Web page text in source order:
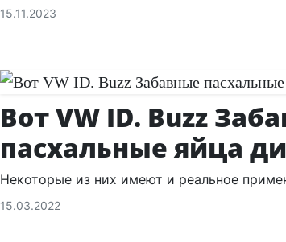
15.11.2023
Вот VW ID. Buzz
пасхальные яйца
Некоторые из них имеют и реальное
15.03.2022